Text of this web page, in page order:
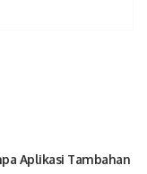
Aplikasi Tambahan